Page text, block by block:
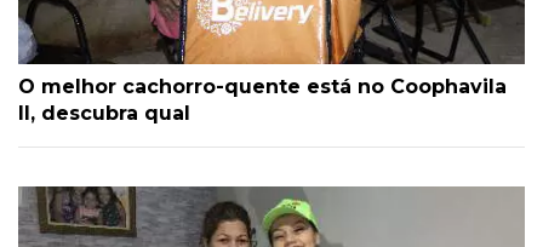
O melhor cachorro-quente está no Coophavila
II, descubra qual